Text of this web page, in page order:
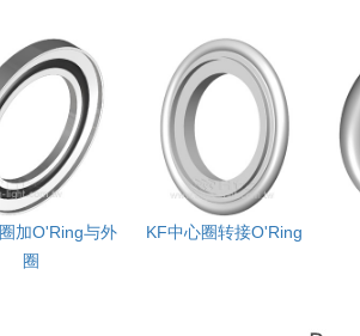
加O'Ring与外
圈
KF中心圈转接O'Ring